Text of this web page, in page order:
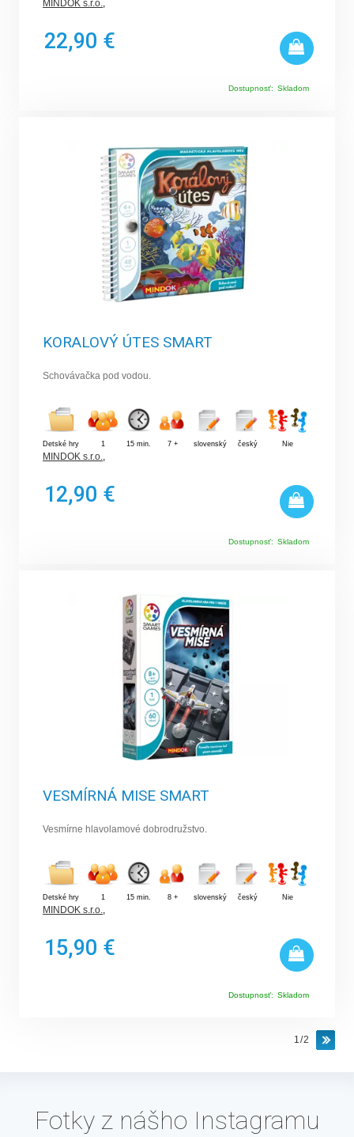
MINDOK s.r.o.
22,90 €
Dostupnosť: Skladom
KORALOVÝ ÚTES SMART
Schovávačka pod vodou.
Detské hry 1 15 min. 7 + slovenský český Nie
MINDOK s.r.o.,
12,90 €
Dostupnosť: Skladom
VESMÍRNÁ MISE SMART
Vesmírne hlavolamové dobrodružstvo.
Detské hry 1 15 min. 8 + slovenský český Nie
MINDOK s.r.o.,
15,90 €
Dostupnosť: Skladom
1/2
Fotky z nášho Instagramu